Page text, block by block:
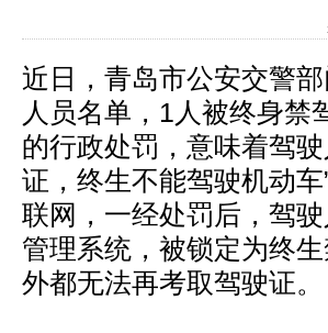
近日，青岛市公安交警
人员名单，1人被终身禁
的行政处罚，意味着驾
证，终生不能驾驶机动
联网，一经处罚后，驾
管理系统，被锁定为终
外都无法再考取驾驶证。